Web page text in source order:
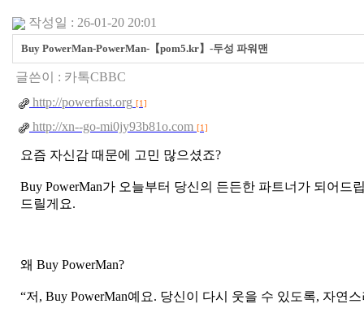
작성일 : 26-01-20 20:01
Buy PowerMan-PowerMan-【pom5.kr】-두성 파워맨
글쓴이 : 카­톡CBBC
http://powerfast.org [1]
http://xn--go-mi0jy93b81o.com [1]
요즘 자신감 때문에 고민 많으셨죠?
Buy PowerMan가 오늘부터 당신의 든든한 파트너가 되어드
드릴게요.
왜 Buy PowerMan?
“저, Buy PowerMan예요. 당신이 다시 웃을 수 있도록, 자연